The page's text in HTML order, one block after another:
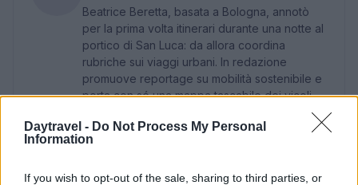
Daytravel - Do Not Process My Personal
Information
If you wish to opt-out of the sale, sharing to third parties, or
Beatrice Beretta, basata a Bologna, annotò
per la prima volta itinerari durante una notte al
portico di San Luca: da allora coordina
rubriche sui viaggi urbani. In redazione
promuove reportage su mobilità sostenibile e
porta con sé una mappa tascabile dei vicoli